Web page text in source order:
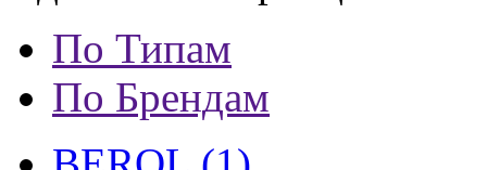
По Типам
По Брендам